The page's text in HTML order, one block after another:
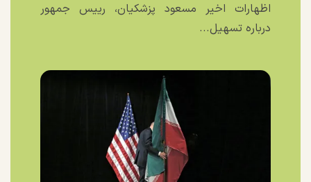
اظهارات اخیر مسعود پزشکیان، رییس جمهور
درباره تسهیل...